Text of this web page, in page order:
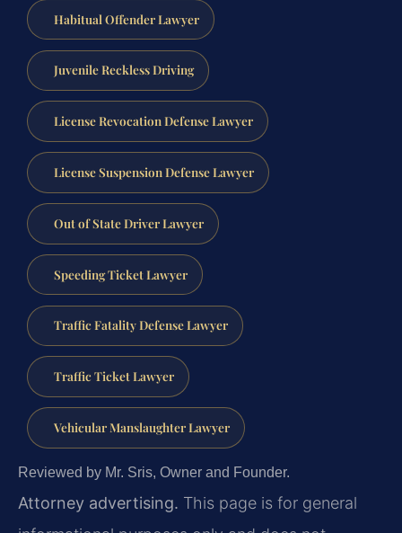
Habitual Offender Lawyer
Juvenile Reckless Driving
License Revocation Defense Lawyer
License Suspension Defense Lawyer
Out of State Driver Lawyer
Speeding Ticket Lawyer
Traffic Fatality Defense Lawyer
Traffic Ticket Lawyer
Vehicular Manslaughter Lawyer
Reviewed by Mr. Sris, Owner and Founder.
Attorney advertising. This page is for general